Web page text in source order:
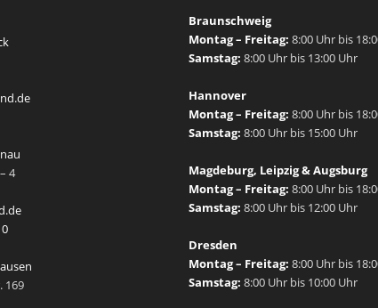
4
169
Braunschweig
Montag – Freitag:8:00 Uhr bis
Samstag:8:00 Uhr bis 13:00 Uhr
Hannover
Montag – Freitag:8:00 Uhr bis
Samstag:8:00 Uhr bis 15:00 Uhr
Magdeburg, Leipzig & Augsburg
Montag – Freitag:8:00 Uhr bis
Samstag:8:00 Uhr bis 12:00 Uhr
Dresden
Montag – Freitag:8:00 Uhr bis
Samstag:8:00 Uhr bis 10:00 Uhr